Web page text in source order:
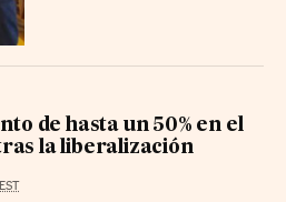
de hasta un 50% en el
la liberalización
EST